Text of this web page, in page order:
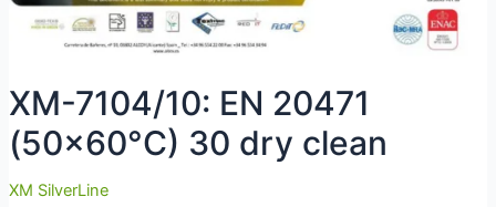
XM-7104/10: EN 20471
(50×60°C) 30 dry clean
XM SilverLine